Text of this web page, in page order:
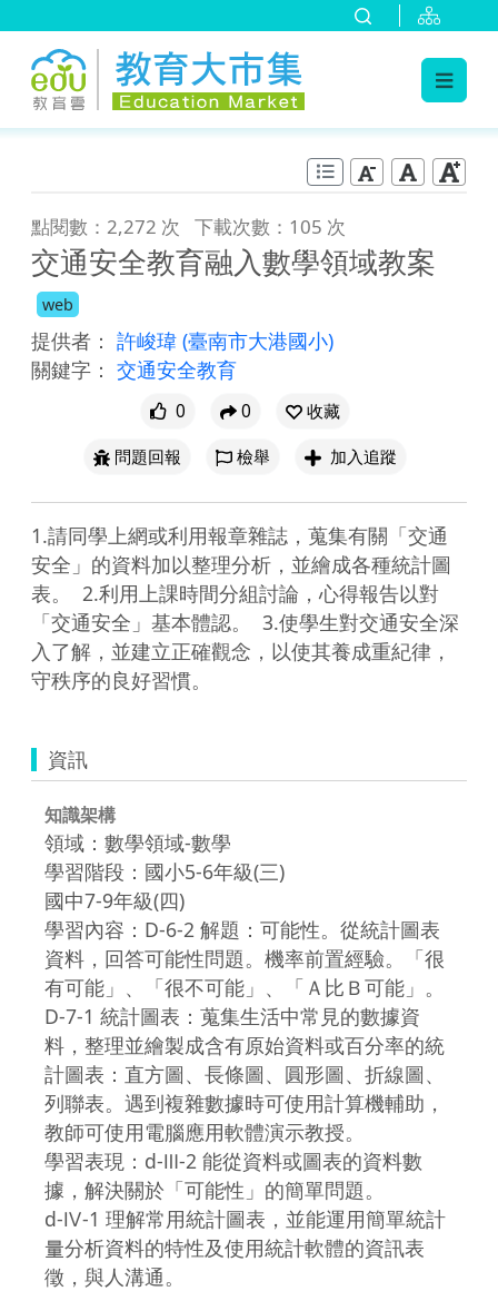
點閱數：2,272 次 下載次數：105 次
交通安全教育融入數學領域教案
web
提供者： 許峻瑋 (臺南市大港國小)
關鍵字： 交通安全教育
0 0
收藏
問題回報
檢舉 加入追蹤
1.請同學上網或利用報章雜誌，蒐集有關「交通
安全」的資料加以整理分析，並繪成各種統計圖
表。  2.利用上課時間分組討論，心得報告以對
「交通安全」基本體認。  3.使學生對交通安全深
入了解，並建立正確觀念，以使其養成重紀律，
守秩序的良好習慣。
資訊
知識架構
領域：數學領域-數學
學習階段：國小5-6年級(三)
國中7-9年級(四)
學習內容：D-6-2 解題：可能性。從統計圖表
資料，回答可能性問題。機率前置經驗。「很
有可能」、「很不可能」、「Ａ比Ｂ可能」。
D-7-1 統計圖表：蒐集生活中常見的數據資
料，整理並繪製成含有原始資料或百分率的統
計圖表：直方圖、長條圖、圓形圖、折線圖、
列聯表。遇到複雜數據時可使用計算機輔助，
教師可使用電腦應用軟體演示教授。
學習表現：d-Ⅲ-2 能從資料或圖表的資料數
據，解決關於「可能性」的簡單問題。
d-Ⅳ-1 理解常用統計圖表，並能運用簡單統計
量分析資料的特性及使用統計軟體的資訊表
徵，與人溝通。